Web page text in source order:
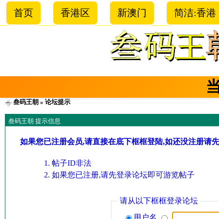
首页 香港区 新澳门 简洁:香港
叁码王朝 » 论坛提示
叁码王朝 提示信息
如果您已注册会员,请直接在底下框框登陆,如还没注册请
帖子ID非法
如果您已注册,请先登录论坛即可游览帖子
请从以下框框登录论坛
用户名